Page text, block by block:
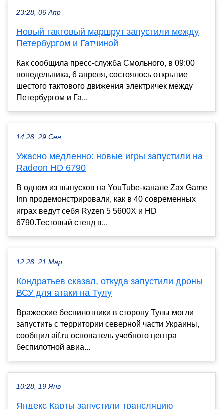
23:28, 06 Апр
Новый тактовый маршрут запустили между
Петербургом и Гатчиной
Как сообщила пресс-служба Смольного, в 09:00
понедельника, 6 апреля, состоялось открытие
шестого тактового движения электричек между
Петербургом и Га...
14:28, 29 Сен
Ужасно медленно: новые игры запустили на
Radeon HD 6790
В одном из выпусков на YouTube-канале Zax Game
Inn продемонстрировали, как в 40 современных
играх ведут себя Ryzen 5 5600X и HD
6790.Тестовый стенд в...
12:28, 21 Мар
Кондратьев сказал, откуда запустили дроны
ВСУ для атаки на Тулу
Вражеские беспилотники в сторону Тулы могли
запустить с территории северной части Украины,
сообщил aif.ru основатель учебного центра
беспилотной авиа...
10:28, 19 Янв
Яндекс Карты запустили трансляцию